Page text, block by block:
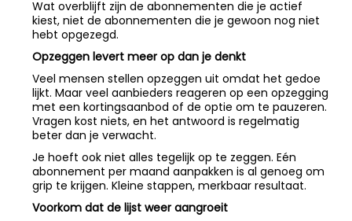
Wat overblijft zijn de abonnementen die je actief
kiest, niet de abonnementen die je gewoon nog niet
hebt opgezegd.
Opzeggen levert meer op dan je denkt
Veel mensen stellen opzeggen uit omdat het gedoe
lijkt. Maar veel aanbieders reageren op een opzegging
met een kortingsaanbod of de optie om te pauzeren.
Vragen kost niets, en het antwoord is regelmatig
beter dan je verwacht.
Je hoeft ook niet alles tegelijk op te zeggen. Eén
abonnement per maand aanpakken is al genoeg om
grip te krijgen. Kleine stappen, merkbaar resultaat.
Voorkom dat de lijst weer aangroeit